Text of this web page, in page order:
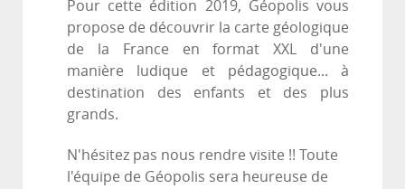
Pour cette édition 2019, Géopolis vous
propose de découvrir la carte géologique
de la France en format XXL d'une
manière ludique et pédagogique... à
destination des enfants et des plus
grands.
N'hésitez pas nous rendre visite !! Toute
l'équipe de Géopolis sera heureuse de